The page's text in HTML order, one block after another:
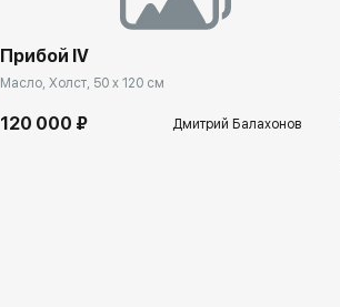
Прибой IV
Масло, Холст, 50 x 120 см
120 000 ₽ Дмитрий Балахонов